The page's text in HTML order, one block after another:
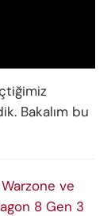
Bakalım bu
ve
8 Gen 3